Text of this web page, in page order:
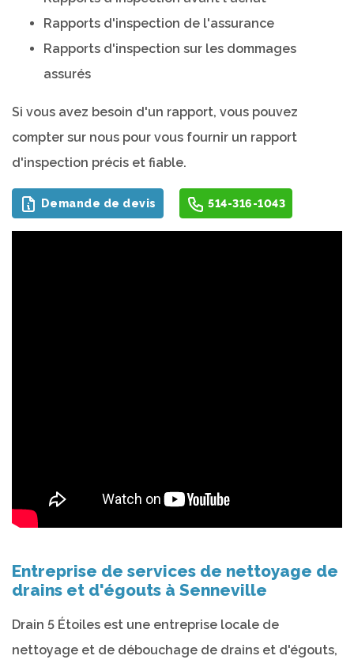
Rapports d'inspection de l'assurance
Rapports d'inspection sur les dommages
assurés
Si vous avez besoin d'un rapport, vous pouvez
compter sur nous pour vous fournir un rapport
d'inspection précis et fiable.
Demande de devis 514-316-1043
Entreprise de services de nettoyage de
drains et d'égouts à Senneville
Drain 5 Étoiles est une entreprise locale de
nettoyage et de débouchage de drains et d'égouts,